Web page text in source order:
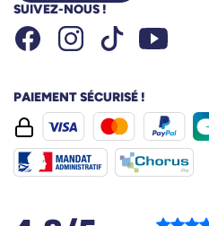
SUIVEZ-NOUS !
FacebookInstagramTiktok Youtube
PAIEMENT SÉCURISÉ !